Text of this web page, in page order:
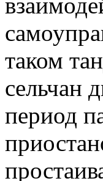
таком
сельчан
период